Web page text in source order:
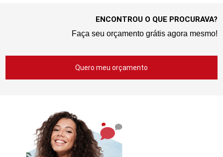
ENCONTROU O QUE PROCURAVA?
Faça seu orçamento grátis agora mesmo!
Quero meu orçamento